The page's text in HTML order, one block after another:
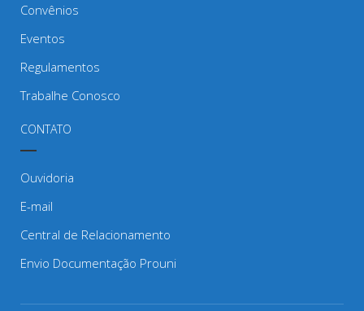
Convênios
Eventos
Regulamentos
Trabalhe Conosco
CONTATO
Ouvidoria
E-mail
Central de Relacionamento
Envio Documentação Prouni